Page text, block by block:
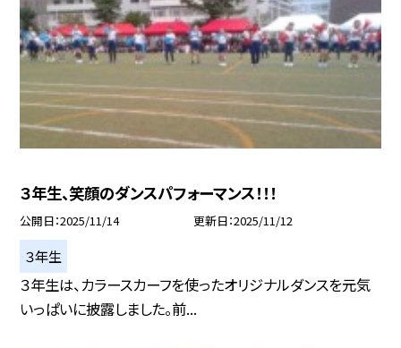
３年生、笑顔のダンスパフォーマンス！！！
公開日 2025/11/14 更新日 2025/11/12
３年生
３年生は、カラースカーフを使ったオリジナルダンスを元気
いっぱいに披露しました。前...